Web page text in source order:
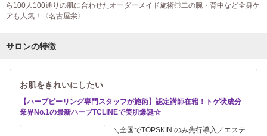
ら100人100通りの肌に合わせたオーダーメイド施術◎二の腕・背中など全身ケ
アも人気！〈名古屋栄〉
サロンの特徴
お肌をきれいにしたい
【ハーブピーリング専門スタッフが施術】認定講師在籍！トゲ状成分
業界No.1の最新ハーブTCLINEで美肌爆誕☆
＼全国でTOPSKIN のみ先行導入／エステ